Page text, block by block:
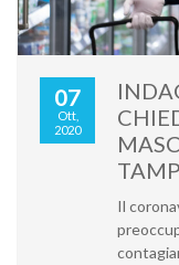
07
Ott,
2020
Il